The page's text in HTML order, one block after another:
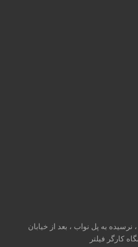
نرسیده به پل نواب ، بعد از خیابان